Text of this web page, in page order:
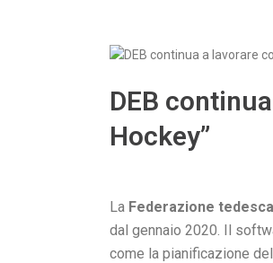
DEB
Hockey”
La Federazione
dal gennaio 2020. Il
come la pianificazione